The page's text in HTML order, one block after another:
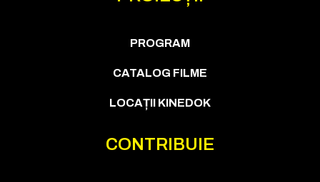
PROGRAM
CATALOG FILME
LOCAȚII KINEDOK
CONTRIBUIE